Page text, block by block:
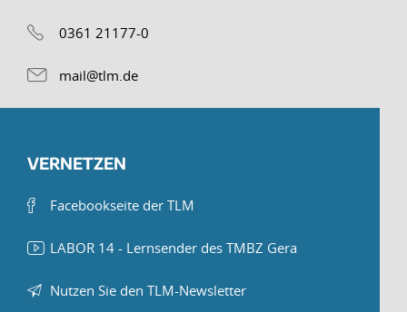
0361 21177-0
mail@tlm.de
VERNETZEN
Facebookseite der TLM
LABOR 14 - Lernsender des TMBZ Gera
Nutzen Sie den TLM-Newsletter